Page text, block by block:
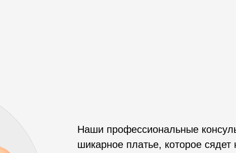
Наши профессиональные
шикарное платье, которое сядет